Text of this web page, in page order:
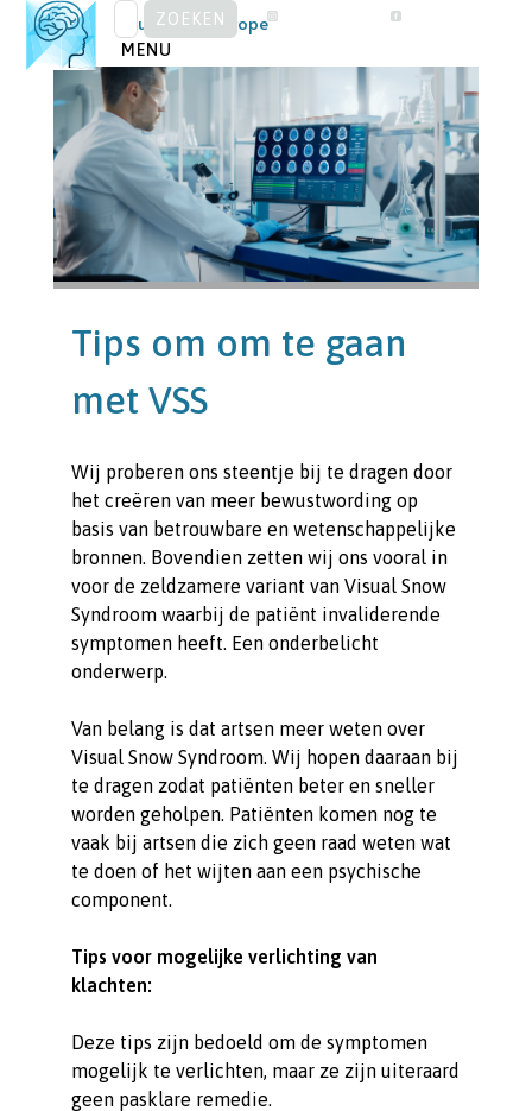
Skip
to
content
ZOEKEN
NAAR:
Visual Snow Europe
MENU
Tips om om te gaan
met VSS
Wij proberen ons steentje bij te dragen door
het creëren van meer bewustwording op
basis van betrouwbare en wetenschappelijke
bronnen. Bovendien zetten wij ons vooral in
voor de zeldzamere variant van Visual Snow
Syndroom waarbij de patiënt invaliderende
symptomen heeft. Een onderbelicht
onderwerp.
Van belang is dat artsen meer weten over
Visual Snow Syndroom. Wij hopen daaraan bij
te dragen zodat patiënten beter en sneller
worden geholpen. Patiënten komen nog te
vaak bij artsen die zich geen raad weten wat
te doen of het wijten aan een psychische
component.
Tips voor mogelijke verlichting van
klachten:
Deze tips zijn bedoeld om de symptomen
mogelijk te verlichten, maar ze zijn uiteraard
geen pasklare remedie.